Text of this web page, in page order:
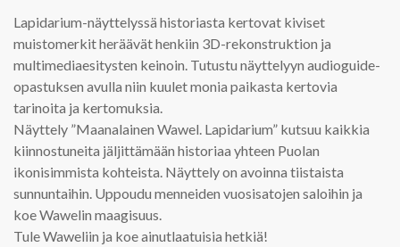
Lapidarium-näyttelyssä historiasta kertovat kiviset
muistomerkit heräävät henkiin 3D-rekonstruktion ja
multimediaesitysten keinoin. Tutustu näyttelyyn audioguide-
opastuksen avulla niin kuulet monia paikasta kertovia
tarinoita ja kertomuksia.
Näyttely ”Maanalainen Wawel. Lapidarium” kutsuu kaikkia
kiinnostuneita jäljittämään historiaa yhteen Puolan
ikonisimmista kohteista. Näyttely on avoinna tiistaista
sunnuntaihin. Uppoudu menneiden vuosisatojen saloihin ja
koe Wawelin maagisuus.
Tule Waweliin ja koe ainutlaatuisia hetkiä!